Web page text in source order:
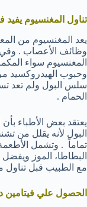
تناول المغنسيوم
يعد المغنسيوم من
وظائف الأعصاب . وفي
المغنسيوم سواء
وحبوب الهيدروكسيد
سلس البول ولم تعد
الحمام .
يعتقد بعض الأطباء
البول لأنه يقلل من
تماماً . وتشمل الأطعمة
البطاطا، الموز
مع الطبيب قبل تناول
الحصول علي فيتامين